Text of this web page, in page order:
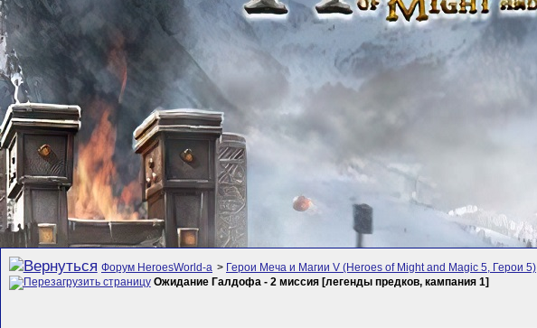
Форум HeroesWorld-а > Герои Меча и Магии V (Heroes of Might and Magic 5, Герои 5)
Ожидание Галдофа - 2 миссия [легенды предков, кампания 1]